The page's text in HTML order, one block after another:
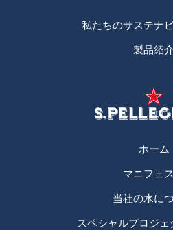
私たちのサステナ
製品紹介
ホーム
マニフェ
当社の水に
スペシャルプロジェ